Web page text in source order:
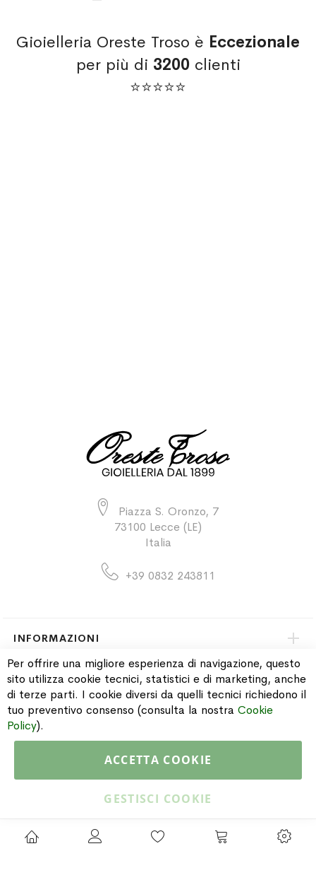
Gioielleria Oreste Troso è Eccezionale
per più di 3200clienti
⭐⭐⭐⭐⭐
Piazza S. Oronzo, 7
73100 Lecce (LE)
Italia
+39 0832 243811
INFORMAZIONI
PAGAMENTI & SPEDIZIONI
CATALOGO
Copyright © 2015 Gioielleria Oreste Troso. All rights reserved. P. IVA
IT02064590751
Privacy Policy Cookie Policy
Per offrire una migliore esperienza di navigazione, questo
sito utilizza cookie tecnici, statistici e di marketing, anche
di terze parti. I cookie diversi da quelli tecnici richiedono il
tuo preventivo consenso (consulta la nostra Cookie
Policy).
ACCETTA COOKIE
GESTISCI COOKIE